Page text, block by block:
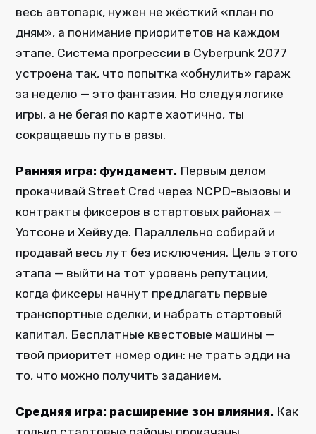
весь автопарк, нужен не жёсткий «план по
дням», а понимание приоритетов на каждом
этапе. Система прогрессии в Cyberpunk 2077
устроена так, что попытка «обнулить» гараж
за неделю — это фантазия. Но следуя логике
игры, а не бегая по карте хаотично, ты
сокращаешь путь в разы.
Ранняя игра: фундамент. Первым делом
прокачивай Street Cred через NCPD-вызовы и
контракты фиксеров в стартовых районах —
Уотсоне и Хейвуде. Параллельно собирай и
продавай весь лут без исключения. Цель этого
этапа — выйти на тот уровень репутации,
когда фиксеры начнут предлагать первые
транспортные сделки, и набрать стартовый
капитал. Бесплатные квестовые машины —
твой приоритет номер один: не трать эдди на
то, что можно получить заданием.
Средняя игра: расширение зон влияния. Как